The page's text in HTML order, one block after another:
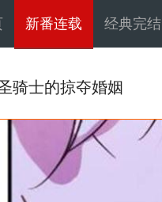
新番连载 经典完结
骑士的掠夺婚姻